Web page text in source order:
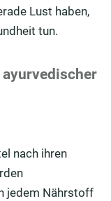
Lust haben,
tun.
nach ihren
jedem Nährstoff